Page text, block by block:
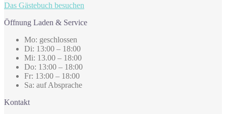
Das Gästebuch besuchen
Öffnung Laden & Service
Mo: geschlossen
Di: 13:00 – 18:00
Mi: 13.00 – 18:00
Do: 13:00 – 18:00
Fr: 13:00 – 18:00
Sa: auf Absprache
Kontakt